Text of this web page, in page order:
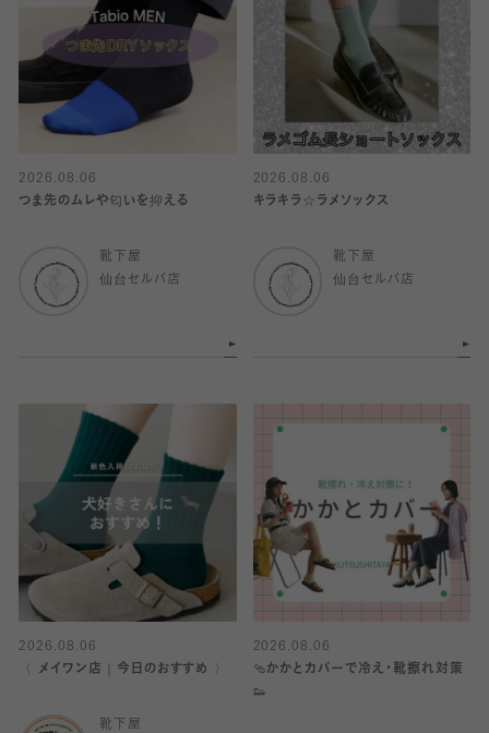
2026.08.06
つま先のムレや匂いを抑える
靴下屋
仙台セルバ店
2026.08.06
キラキラ☆ラメソックス
靴下屋
仙台セルバ店
2026.08.06
〈 メイワン店｜今日のおすすめ 〉
靴下屋
2026.08.06
🩴かかとカバーで冷え・靴擦れ対策
👟